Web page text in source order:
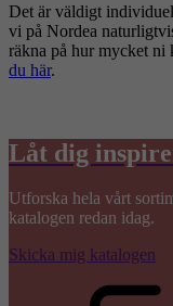
Det är väldigt
vi på Nordea
räkna på hur mycket ni
du här.
Låt dig
Utforska hela vårt
katalogen redan idag.
Skicka mig katalogen